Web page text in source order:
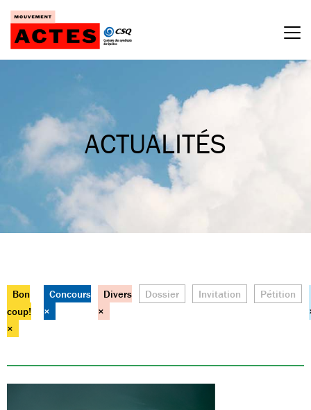
Passer
contenu
ACTUALITÉS
Bon
coup!
×
Concours
×
Divers
×
Dossier Invitation
Pétition